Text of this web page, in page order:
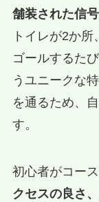
舗装された信
トイレが2か
ゴールするた
うユニークな
を通るため、
す。
初心者がコー
クセスの良さ